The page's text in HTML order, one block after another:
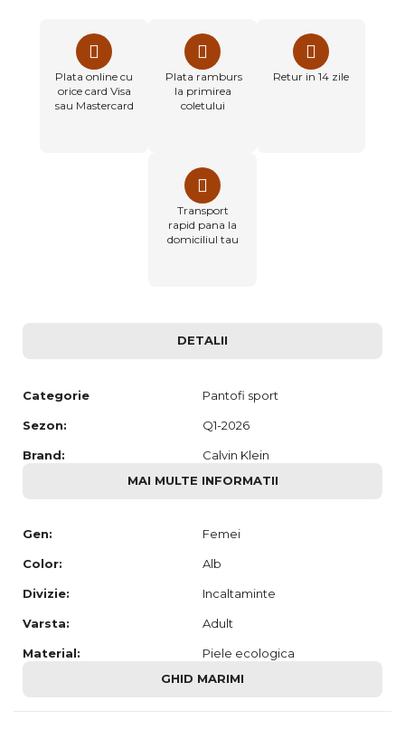
Plata online cu
orice card Visa
sau Mastercard
Plata ramburs
la primirea
coletului
Retur in 14 zile
Transport
rapid pana la
domiciliul tau
DETALII
Categorie Pantofi sport
Sezon: Q1-2026
Brand:
Calvin Klein
MAI MULTE INFORMATII
Gen: Femei
Color: Alb
Divizie: Incaltaminte
Varsta: Adult
Material:
Piele ecologica
GHID MARIMI